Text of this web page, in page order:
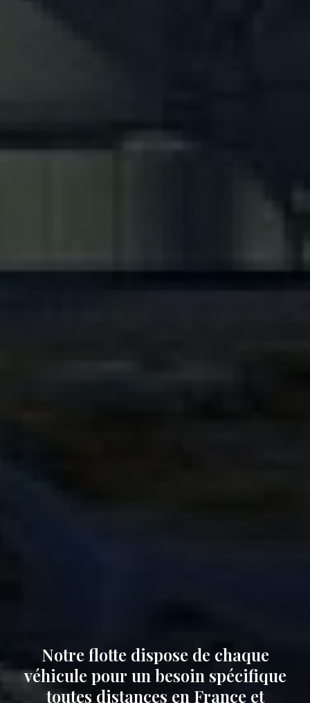
Notre flotte dispose de chaque
véhicule pour un besoin spécifique
toutes distances en France et